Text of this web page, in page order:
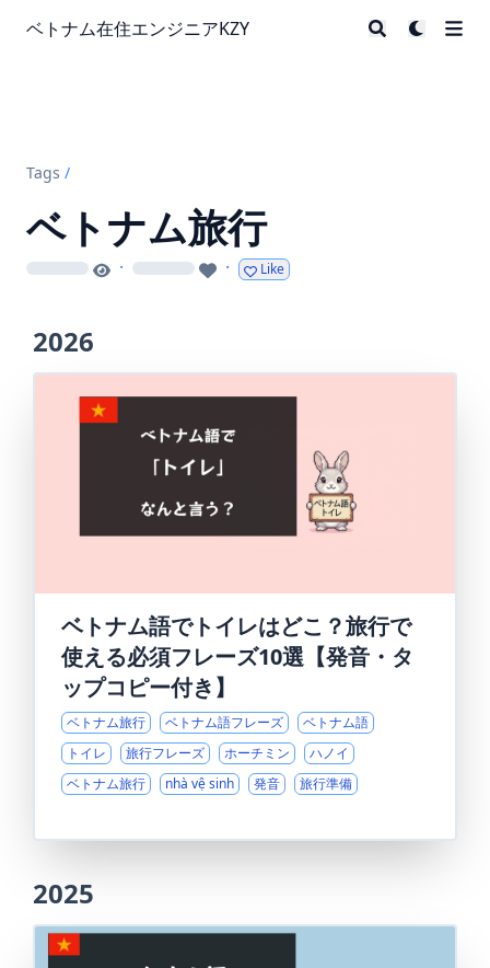
ベトナム在住エンジニアKZY
Tags /
ベトナム旅行
loading · loading · Like
2026
ベトナム語でトイレはどこ？旅行で
使える必須フレーズ10選【発音・タ
ップコピー付き】
ベトナム旅行 ベトナム語フレーズ
ベトナム語
トイレ
旅行フレーズ ホーチミン
ハノイ
ベトナム旅行
nhà vệ sinh 発音 旅行準備
2025